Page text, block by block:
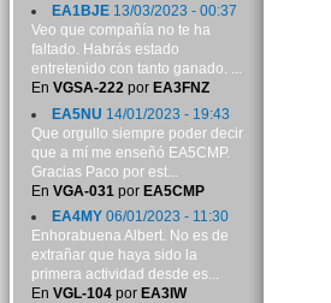
EA1BJE13/03/2023 - 00:37
Veo que compañía no te ha
faltado. Habrás estado
entretenido con tanto ganado. ...
En VGSA-222por EA3FNZ
EA5NU 14/01/2023 - 19:43
Que orgullo siempre poder decir
que a mí me enseñó EA5CMP.
Gracias Paco por est...
En VGA-031 por EA5CMP
EA4MY06/01/2023 - 11:30
Enhorabuena Albert. No es de
extrañar que haya sido la
primera actividad desde es...
En VGL-104por EA3IW